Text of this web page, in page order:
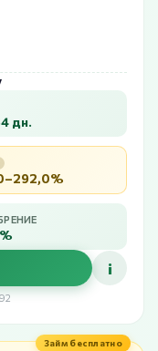
дн.
i
Займ бесплатно